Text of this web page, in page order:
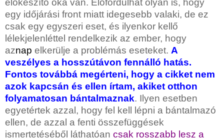
előkészítő oka van. Előfordulhat olyan is, hogy
egy időjárási front miatt idegesebb valaki, de ez
csak egy egyszeri eset, és ilyenkor kellő
lélekjelenléttel rendelkezik az ember, hogy
aznap elkerülje a problémás eseteket. A
veszélyes a hosszútávon fennálló hatás.
Fontos továbbá megérteni, hogy a cikket nem
azok kapcsán és ellen írtam, akiket otthon
folyamatosan bántalmaznak. Ilyen esetben
egyetértek azzal, hogy fel kell lépni a bántalmazó
ellen, de azzal a fenti összefüggések
ismertetéséből láthatóan csak rosszabb lesz a